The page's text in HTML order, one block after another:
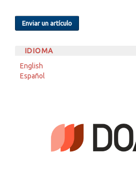
Enviar un artículo
IDIOMA
English
Español